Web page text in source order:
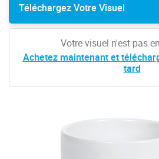
Téléchargez Votre Visuel
Votre visuel n'est pas
Achetez maintenant et
tard